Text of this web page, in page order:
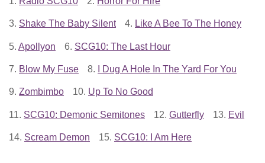
3. Shake The Baby Silent 4. Like A Bee To The Honey
5. Apollyon 6. SCG10: The Last Hour
7. Blow My Fuse 8. I Dug A Hole In The Yard For You
9. Zombimbo 10. Up To No Good
11. SCG10: Demonic Semitones 12. Gutterfly 13. Evil
14. Scream Demon 15. SCG10: I Am Here